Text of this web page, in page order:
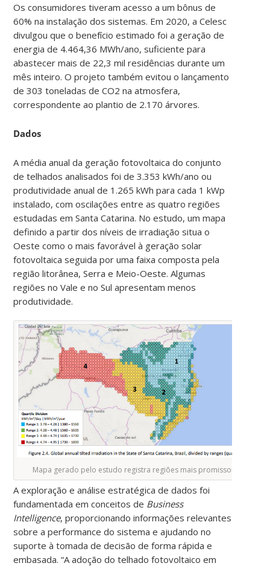
Os consumidores tiveram acesso a um bônus de
60% na instalação dos sistemas. Em 2020, a Celesc
divulgou que o benefício estimado foi a geração de
energia de 4.464,36 MWh/ano, suficiente para
abastecer mais de 22,3 mil residências durante um
mês inteiro. O projeto também evitou o lançamento
de 303 toneladas de CO2 na atmosfera,
correspondente ao plantio de 2.170 árvores.
Dados
A média anual da geração fotovoltaica do conjunto
de telhados analisados foi de 3.353 kWh/ano ou
produtividade anual de 1.265 kWh para cada 1 kWp
instalado, com oscilações entre as quatro regiões
estudadas em Santa Catarina. No estudo, um mapa
definido a partir dos níveis de irradiação situa o
Oeste como o mais favorável à geração solar
fotovoltaica seguida por uma faixa composta pela
região litorânea, Serra e Meio-Oeste. Algumas
regiões no Vale e no Sul apresentam menos
produtividade.
Mapa gerado pelo estudo registra regiões mais promissoras
A exploração e análise estratégica de dados foi
fundamentada em conceitos de Business
Intelligence, proporcionando informações relevantes
sobre a performance do sistema e ajudando no
suporte à tomada de decisão de forma rápida e
embasada. “A adoção do telhado fotovoltaico em